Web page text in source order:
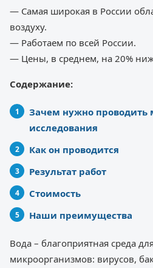
— Самая широкая в России
воздуху.
— Работаем по всей России.
— Цены, в среднем, на 20%
Содержание:
Зачем нужно проводить
исследования
Как он проводится
Результат работ
Стоимость
Наши преимущества
Вода – благоприятная среда
микроорганизмов: вирусов,